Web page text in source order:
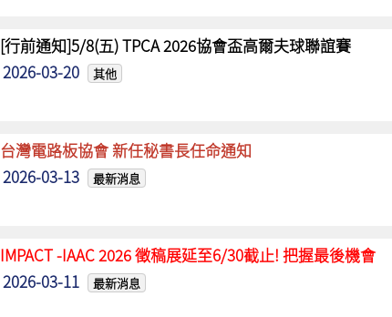
[行前通知]5/8(五) TPCA 2026協會盃高爾夫球聯誼賽
2026-03-20
其他
台灣電路板協會 新任秘書長任命通知
2026-03-13
最新消息
IMPACT -IAAC 2026 徵稿展延至6/30截止! 把握最後機會
2026-03-11
最新消息